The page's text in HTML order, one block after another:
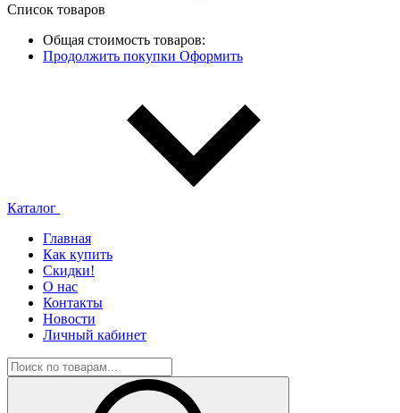
Список товаров
Общая стоимость товаров:
Продолжить покупки Оформить
Каталог
Главная
Как купить
Скидки!
О нас
Контакты
Новости
Личный кабинет